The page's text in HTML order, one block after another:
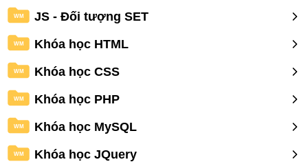
WM JS - Đối tượng SET
WM Khóa học HTML
WM Khóa học CSS
WM Khóa học PHP
WM Khóa học MySQL
WM Khóa học JQuery